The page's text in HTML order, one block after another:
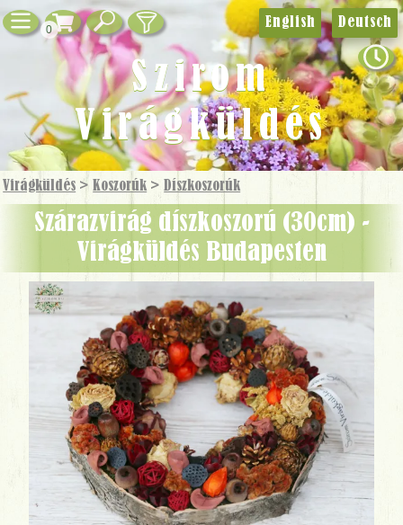
0
Virágküldés > Koszorúk > Dísz­koszorúk
Szárazvirág díszkoszorú (30cm) -
Virágküldés Budapesten
English Deutsch
Szirom
Virágküldés